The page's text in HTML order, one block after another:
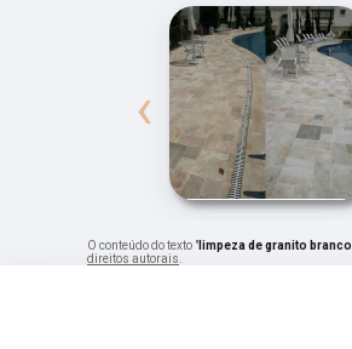
‹
O conteúdo do texto " limpeza de granito branco
direitos autorais